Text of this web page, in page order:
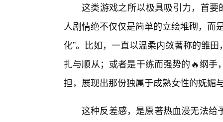
这类游戏之所以极具吸引力，首要
人剧情绝不仅仅是简单的立绘堆砌，而
化”。比如，一直以温柔内敛著称的雏
扎与顺从；或者是干练而强势的🔥纲
担，展现出那份独属于成熟女性的妩媚
这种反差感，是原著热血漫无法给